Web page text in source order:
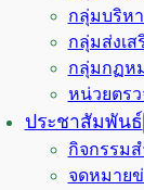
กลุ่มบริห
กลุ่มส่งเ
กลุ่มกฏห
หน่วยตร
ประชาสัมพันธ์
กิจกรรม
จดหมาย